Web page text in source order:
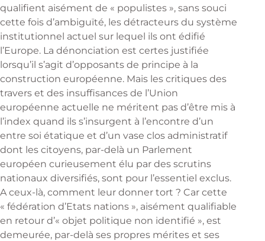
qualifient aisément de « populistes », sans souci
cette fois d’ambiguïté, les détracteurs du système
institutionnel actuel sur lequel ils ont édifié
l’Europe. La dénonciation est certes justifiée
lorsqu’il s’agit d’opposants de principe à la
construction européenne. Mais les critiques des
travers et des insuffisances de l’Union
européenne actuelle ne méritent pas d’être mis à
l’index quand ils s’insurgent à l’encontre d’un
entre soi étatique et d’un vase clos administratif
dont les citoyens, par-delà un Parlement
européen curieusement élu par des scrutins
nationaux diversifiés, sont pour l’essentiel exclus.
A ceux-là, comment leur donner tort ? Car cette
« fédération d’Etats nations », aisément qualifiable
en retour d’« objet politique non identifié », est
demeurée, par-delà ses propres mérites et ses